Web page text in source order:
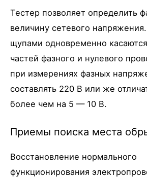
Тестер позволяет определить
величину сетевого
щупами одновременно
частей фазного и нулевого
при измерениях фазных
составлять 220 В или же
более чем на 5 — 10 В.
Приемы поиска места
Восстановление нормального
функционирования